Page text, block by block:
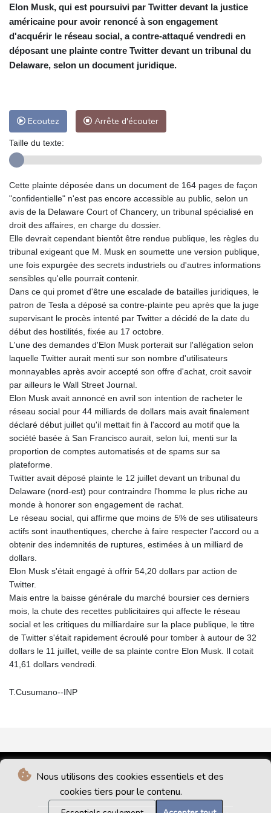
Nous utilisons des cookies essentiels et des
cookies tiers pour le contenu.
Elon Musk, qui est poursuivi par Twitter devant la justice
américaine pour avoir renoncé à son engagement
d'acquérir le réseau social, a contre-attaqué vendredi en
déposant une plainte contre Twitter devant un tribunal du
Delaware, selon un document juridique.
Ecoutez Arrête d'écouter
Taille du texte:
Cette plainte déposée dans un document de 164 pages de façon
"confidentielle" n'est pas encore accessible au public, selon un
avis de la Delaware Court of Chancery, un tribunal spécialisé en
droit des affaires, en charge du dossier.
Elle devrait cependant bientôt être rendue publique, les règles du
tribunal exigeant que M. Musk en soumette une version publique,
une fois expurgée des secrets industriels ou d'autres informations
sensibles qu'elle pourrait contenir.
Dans ce qui promet d'être une escalade de batailles juridiques, le
patron de Tesla a déposé sa contre-plainte peu après que la juge
supervisant le procès intenté par Twitter a décidé de la date du
début des hostilités, fixée au 17 octobre.
L'une des demandes d'Elon Musk porterait sur l'allégation selon
laquelle Twitter aurait menti sur son nombre d'utilisateurs
monnayables après avoir accepté son offre d'achat, croit savoir
par ailleurs le Wall Street Journal.
Elon Musk avait annoncé en avril son intention de racheter le
réseau social pour 44 milliards de dollars mais avait finalement
déclaré début juillet qu'il mettait fin à l'accord au motif que la
société basée à San Francisco aurait, selon lui, menti sur la
proportion de comptes automatisés et de spams sur sa
plateforme.
Twitter avait déposé plainte le 12 juillet devant un tribunal du
Delaware (nord-est) pour contraindre l'homme le plus riche au
monde à honorer son engagement de rachat.
Le réseau social, qui affirme que moins de 5% de ses utilisateurs
actifs sont inauthentiques, cherche à faire respecter l'accord ou a
obtenir des indemnités de ruptures, estimées à un milliard de
dollars.
Elon Musk s'était engagé à offrir 54,20 dollars par action de
Twitter.
Mais entre la baisse générale du marché boursier ces derniers
mois, la chute des recettes publicitaires qui affecte le réseau
social et les critiques du milliardaire sur la place publique, le titre
de Twitter s'était rapidement écroulé pour tomber à autour de 32
dollars le 11 juillet, veille de sa plainte contre Elon Musk. Il cotait
41,61 dollars vendredi.
T.Cusumano--INP